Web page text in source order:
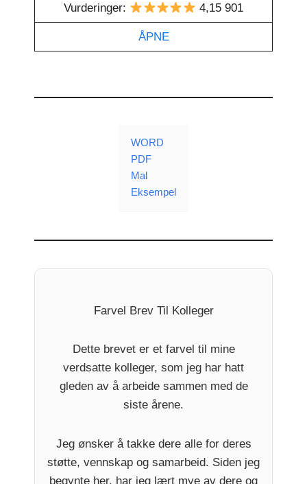
Vurderinger: 4,15 901
ÅPNE
WORD
PDF
Mal
Eksempel
Farvel Brev Til Kolleger
Dette brevet er et farvel til mine
verdsatte kolleger, som jeg har hatt
gleden av å arbeide sammen med de
siste årene.
Jeg ønsker å takke dere alle for deres
støtte, vennskap og samarbeid. Siden jeg
begynte her, har jeg lært mye av dere og